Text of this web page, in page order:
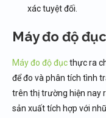
xác tuyệt đối.
Máy đo độ
Máy đo độ đụcthực ra
để đo và phân tích tình
trên thị trường hiện nay
sản xuất tích hợp với